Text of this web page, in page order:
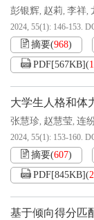
彭银辉, 赵莉, 李祥,
2024, 55(1): 146-153.
摘要(968)
PDF[567KB](
大学生人格和体
张慧珍, 赵慧莹, 连
2024, 55(1): 153-160.
摘要(607)
PDF[845KB](
基于倾向得分匹